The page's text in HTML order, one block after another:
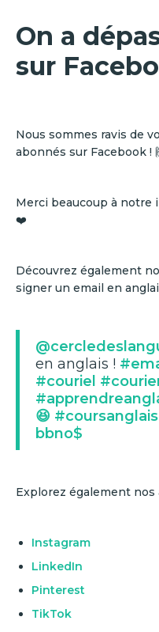
On a
sur
Nous sommes ravis de
abonnés sur Facebook !
Merci beaucoup à notre
❤️
Découvrez également
signer un email en
en anglais !
#couriel
😆 #coursanglais
bbno$
Explorez également nos
Instagram
LinkedIn
Pinterest
TikTok